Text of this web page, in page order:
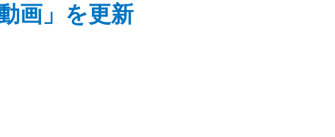
画」を更新